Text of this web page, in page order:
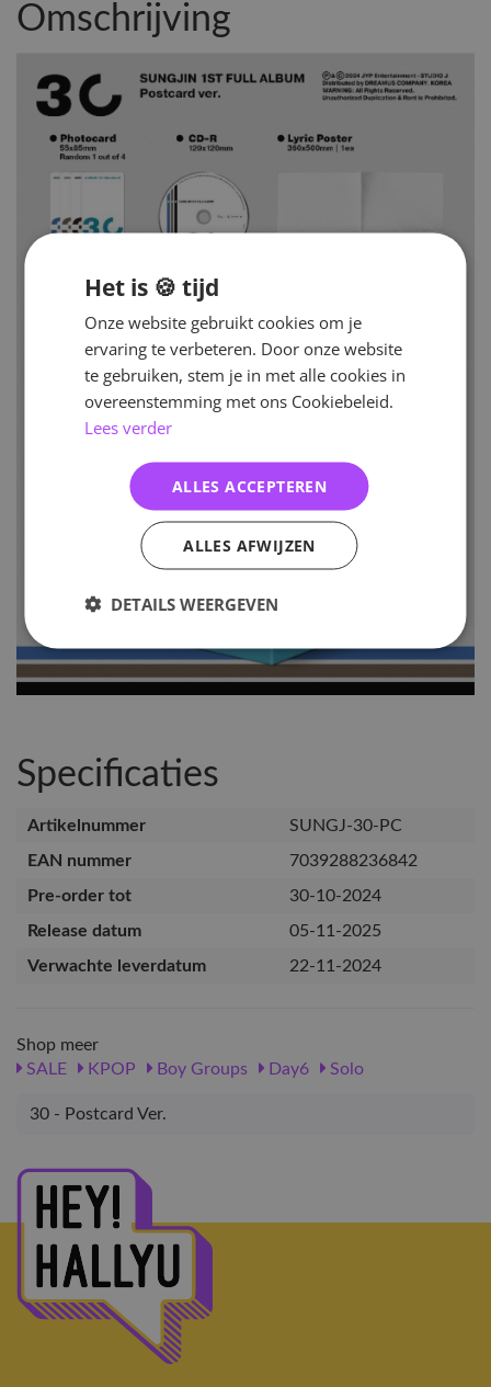
Omschrijving
Specificaties
Artikelnummer
SUNGJ-30-PC
EAN nummer
7039288236842
Pre-order tot
30-10-2024
Release datum
05-11-2025
Verwachte leverdatum
22-11-2024
Shop meer
SALE
KPOP Boy Groups Day6 Solo
30 - Postcard Ver.
Het is 🍪 tijd
Onze website gebruikt cookies om je
ervaring te verbeteren. Door onze website
te gebruiken, stem je in met alle cookies in
overeenstemming met ons Cookiebeleid.
Lees verder
ALLES ACCEPTEREN
ALLES AFWIJZEN
DETAILS WEERGEVEN